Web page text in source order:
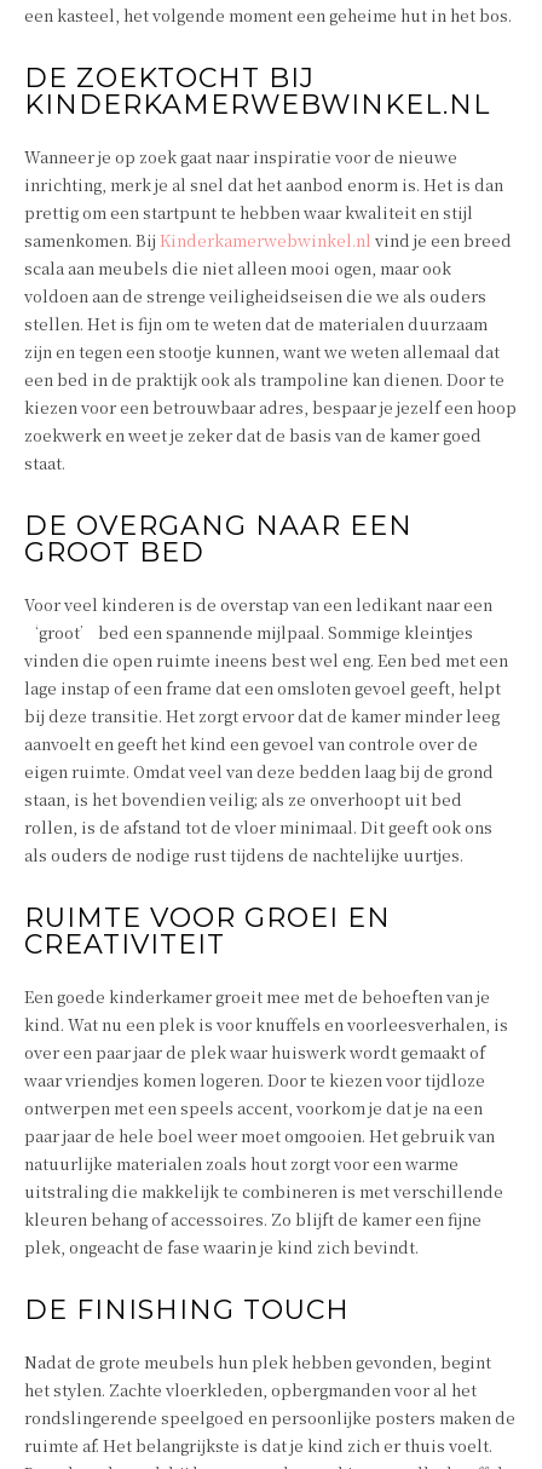
een kasteel, het volgende moment een geheime hut in het bos.
DE ZOEKTOCHT BIJ
KINDERKAMERWEBWINKEL.NL
Wanneer je op zoek gaat naar inspiratie voor de nieuwe
inrichting, merk je al snel dat het aanbod enorm is. Het is dan
prettig om een startpunt te hebben waar kwaliteit en stijl
samenkomen. Bij Kinderkamerwebwinkel.nl vind je een breed
scala aan meubels die niet alleen mooi ogen, maar ook
voldoen aan de strenge veiligheidseisen die we als ouders
stellen. Het is fijn om te weten dat de materialen duurzaam
zijn en tegen een stootje kunnen, want we weten allemaal dat
een bed in de praktijk ook als trampoline kan dienen. Door te
kiezen voor een betrouwbaar adres, bespaar je jezelf een hoop
zoekwerk en weet je zeker dat de basis van de kamer goed
staat.
DE OVERGANG NAAR EEN
GROOT BED
Voor veel kinderen is de overstap van een ledikant naar een
‘groot’ bed een spannende mijlpaal. Sommige kleintjes
vinden die open ruimte ineens best wel eng. Een bed met een
lage instap of een frame dat een omsloten gevoel geeft, helpt
bij deze transitie. Het zorgt ervoor dat de kamer minder leeg
aanvoelt en geeft het kind een gevoel van controle over de
eigen ruimte. Omdat veel van deze bedden laag bij de grond
staan, is het bovendien veilig; als ze onverhoopt uit bed
rollen, is de afstand tot de vloer minimaal. Dit geeft ook ons
als ouders de nodige rust tijdens de nachtelijke uurtjes.
RUIMTE VOOR GROEI EN
CREATIVITEIT
Een goede kinderkamer groeit mee met de behoeften van je
kind. Wat nu een plek is voor knuffels en voorleesverhalen, is
over een paar jaar de plek waar huiswerk wordt gemaakt of
waar vriendjes komen logeren. Door te kiezen voor tijdloze
ontwerpen met een speels accent, voorkom je dat je na een
paar jaar de hele boel weer moet omgooien. Het gebruik van
natuurlijke materialen zoals hout zorgt voor een warme
uitstraling die makkelijk te combineren is met verschillende
kleuren behang of accessoires. Zo blijft de kamer een fijne
plek, ongeacht de fase waarin je kind zich bevindt.
DE FINISHING TOUCH
Nadat de grote meubels hun plek hebben gevonden, begint
het stylen. Zachte vloerkleden, opbergmanden voor al het
rondslingerende speelgoed en persoonlijke posters maken de
ruimte af. Het belangrijkste is dat je kind zich er thuis voelt.